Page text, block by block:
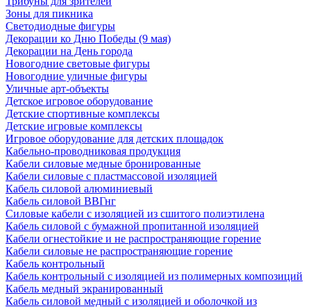
Зоны для пикника
Светодиодные фигуры
Декорации ко Дню Победы (9 мая)
Декорации на День города
Новогодние световые фигуры
Новогодние уличные фигуры
Уличные арт-объекты
Детское игровое оборудование
Детские спортивные комплексы
Детские игровые комплексы
Игровое оборудование для детских площадок
Кабельно-проводниковая продукция
Кабели силовые медные бронированные
Кабели силовые с пластмассовой изоляцией
Кабель силовой алюминиевый
Кабель силовой ВВГнг
Силовые кабели с изоляцией из сшитого полиэтилена
Кабель силовой с бумажной пропитанной изоляцией
Кабели огнестойкие и не распространяющие горение
Кабели силовые не распространяющие горение
Кабель контрольный
Кабель контрольный с изоляцией из полимерных композиций
Кабель медный экранированный
Кабель силовой медный с изоляцией и оболочкой из